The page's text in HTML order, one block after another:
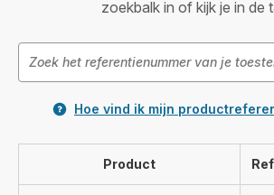
zoekbalk in of kijk je in de
Hoe vind ik mijn
Product